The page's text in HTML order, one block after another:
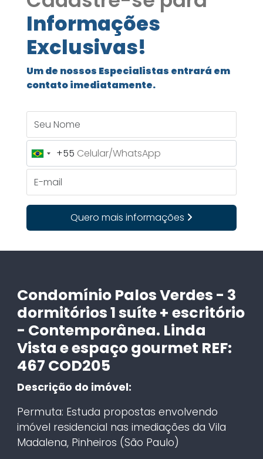
Informações
Exclusivas!
Um de nossos Especialistas entrará em
contato imediatamente.
Brazil
+55
+55
Quero mais informações
Condomínio Palos Verdes - 3
dormitórios 1 suíte + escritório
- Contemporânea. Linda
Vista e espaço gourmet REF:
467 COD205
Descrição do imóvel:
Permuta: Estuda propostas envolvendo
imóvel residencial nas imediações da Vila
Madalena, Pinheiros (São Paulo)